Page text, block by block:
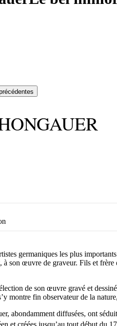
germaniques les plus
son œuvre de graveur. Fils et
de son œuvre gravé et
montre fin observateur de la
abondamment diffusées, ont